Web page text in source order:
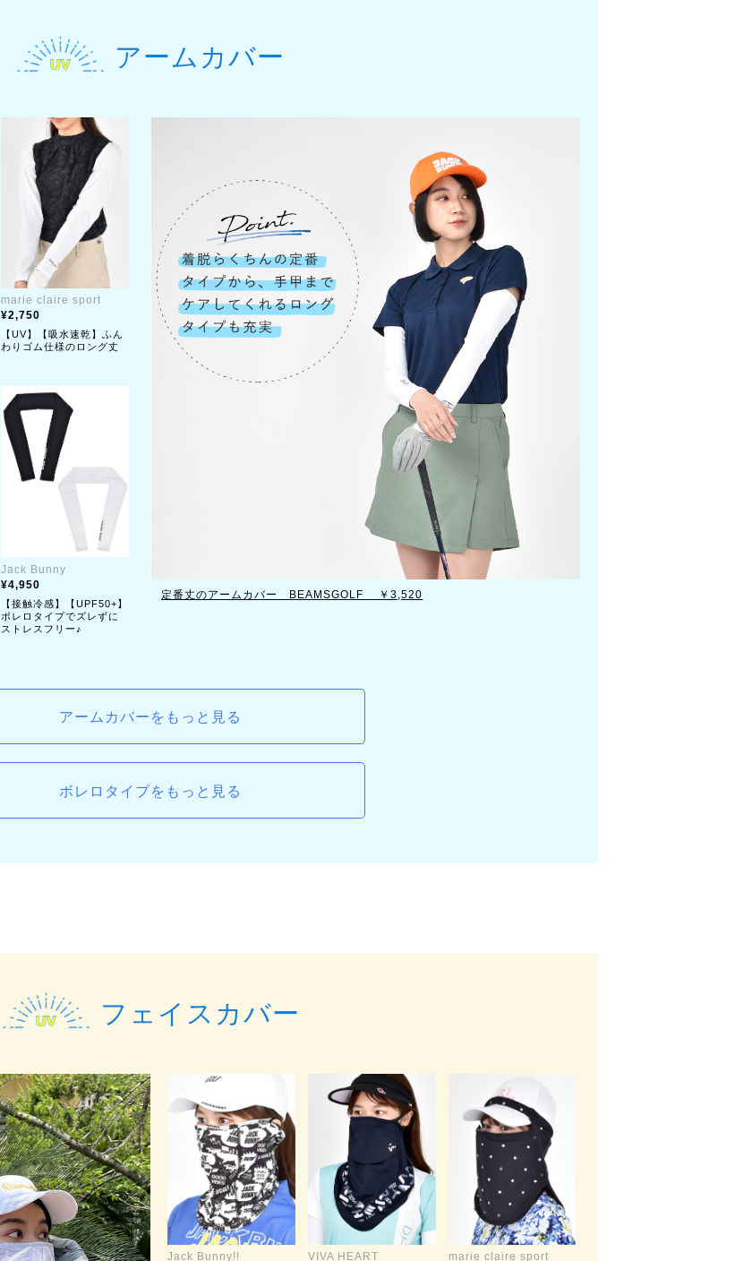
アームカバー
定番丈のアームカバー BEAMSGOLF ￥3,520
marie claire sport
2,750
【UV】【吸水速乾】ふん
わりゴム仕様のロング丈
Jack Bunny
4,950
【接触冷感】【UPF50+】
ボレロタイプでズレずに
ストレスフリー♪
アームカバーをもっと見る
ボレロタイプをもっと見る
フェイスカバー
Jack Bunny!! VIVA HEART marie claire sport